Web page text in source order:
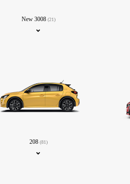
New 3008 (21)
208 (81)